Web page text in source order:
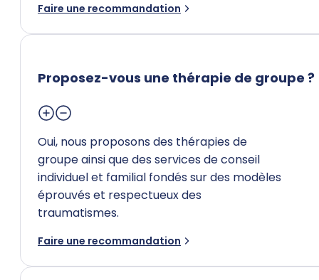
Faire une recommandation
Proposez-vous une thérapie de groupe ?
Oui, nous proposons des thérapies de
groupe ainsi que des services de conseil
individuel et familial fondés sur des modèles
éprouvés et respectueux des
traumatismes.
Faire une recommandation